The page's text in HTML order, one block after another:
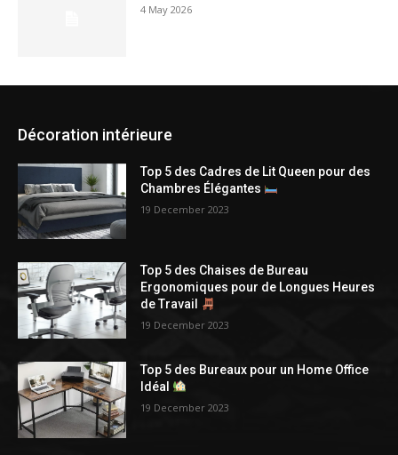
4 May 2026
Décoration intérieure
Top 5 des Cadres de Lit Queen pour des
Chambres Élégantes
19 December 2023
Top 5 des Chaises de Bureau
Ergonomiques pour de Longues Heures
de Travail
19 December 2023
Top 5 des Bureaux pour un Home Office
Idéal
19 December 2023